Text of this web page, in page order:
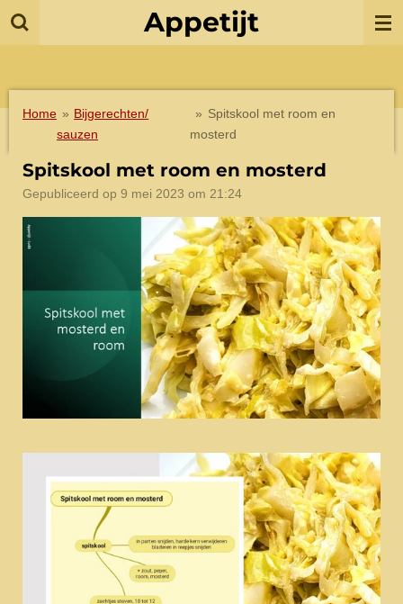
Ga
Appetijt
Home » Bijgerechten/
sauzen
» Spitskool met room en
mosterd
Spitskool met room en mosterd
Gepubliceerd op 9 mei 2023 om 21:24